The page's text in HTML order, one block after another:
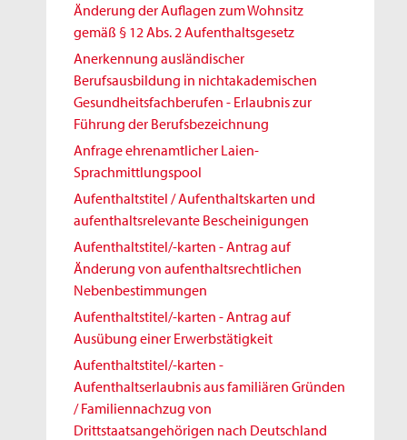
Änderung der Auflagen zum Wohnsitz
gemäß § 12 Abs. 2 Aufenthaltsgesetz
Anerkennung ausländischer
Berufsausbildung in nichtakademischen
Gesundheitsfachberufen - Erlaubnis zur
Führung der Berufsbezeichnung
Anfrage ehrenamtlicher Laien-
Sprachmittlungspool
Aufenthaltstitel / Aufenthaltskarten und
aufenthaltsrelevante Bescheinigungen
Aufenthaltstitel/-karten - Antrag auf
Änderung von aufenthaltsrechtlichen
Nebenbestimmungen
Aufenthaltstitel/-karten - Antrag auf
Ausübung einer Erwerbstätigkeit
Aufenthaltstitel/-karten -
Aufenthaltserlaubnis aus familiären Gründen
/ Familiennachzug von
Drittstaatsangehörigen nach Deutschland